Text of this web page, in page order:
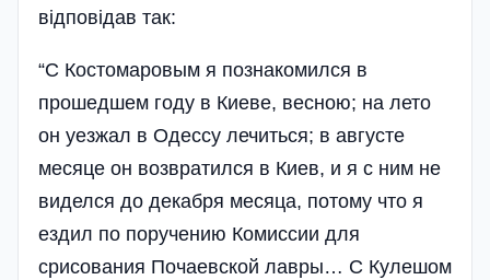
відповідав так:
“С Костомаровым я познакомился в
прошедшем году в Киеве, весною; на лето
он уезжал в Одессу лечиться; в августе
месяце он возвратился в Киев, и я с ним не
виделся до декабря месяца, потому что я
ездил по поручению Комиссии для
срисования Почаевской лавры… С Кулешом